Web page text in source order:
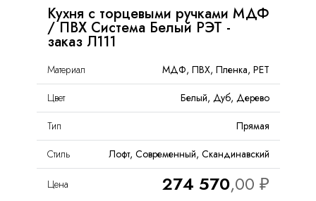
Кухня с торцевыми ручками МДФ
/ ПВХ Система Белый РЭТ -
заказ Л111
Материал
МДФ, ПВХ, Пленка, PET
Цвет
Белый, Дуб, Дерево
Тип
Прямая
Стиль
Лофт, Современный, Скандинавский
Цена 274 570